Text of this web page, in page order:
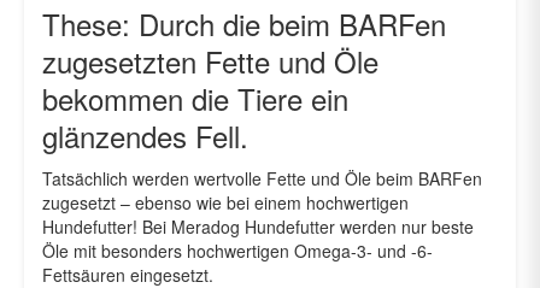
These: Durch die beim BARFen
zugesetzten Fette und Öle
bekommen die Tiere ein
glänzendes Fell.
Tatsächlich werden wertvolle Fette und Öle beim BARFen
zugesetzt – ebenso wie bei einem hochwertigen
Hundefutter! Bei Meradog Hundefutter werden nur beste
Öle mit besonders hochwertigen Omega-3- und -6-
Fettsäuren eingesetzt.